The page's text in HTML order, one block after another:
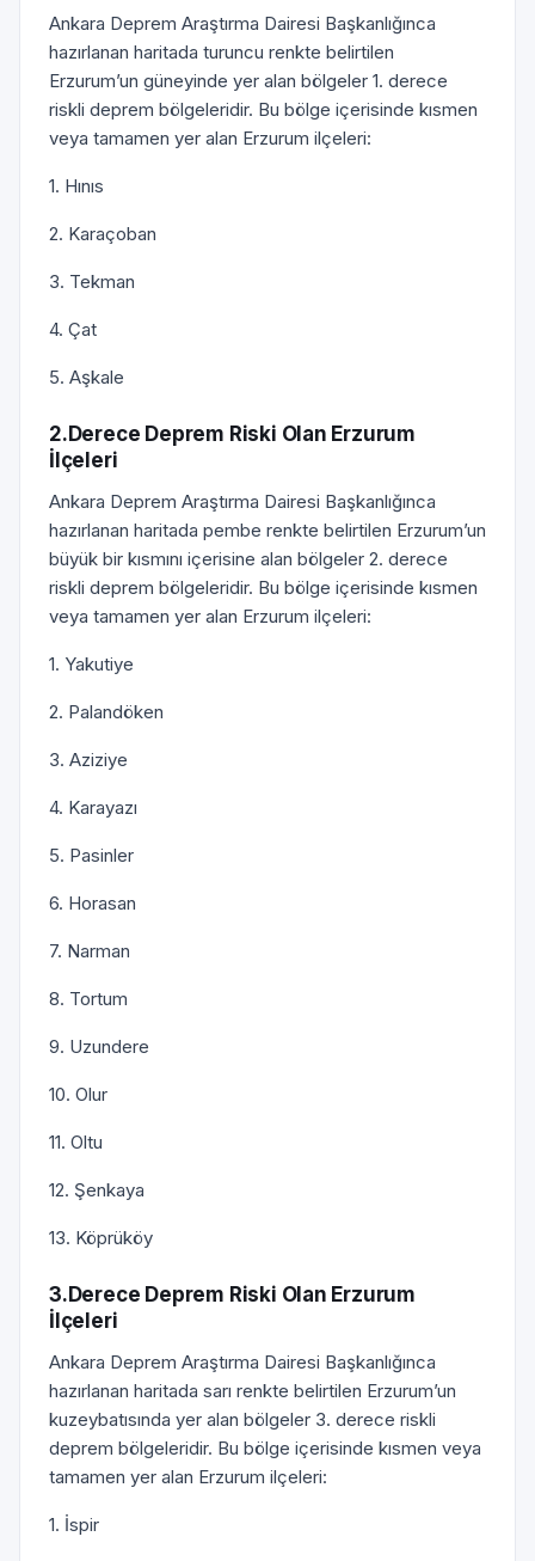
Ankara Deprem Araştırma Dairesi Başkanlığınca
hazırlanan haritada turuncu renkte belirtilen
Erzurum’un güneyinde yer alan bölgeler 1. derece
riskli deprem bölgeleridir. Bu bölge içerisinde kısmen
veya tamamen yer alan Erzurum ilçeleri:
1. Hınıs
2. Karaçoban
3. Tekman
4. Çat
5. Aşkale
2.Derece Deprem Riski Olan Erzurum
İlçeleri
Ankara Deprem Araştırma Dairesi Başkanlığınca
hazırlanan haritada pembe renkte belirtilen Erzurum’un
büyük bir kısmını içerisine alan bölgeler 2. derece
riskli deprem bölgeleridir. Bu bölge içerisinde kısmen
veya tamamen yer alan Erzurum ilçeleri:
1. Yakutiye
2. Palandöken
3. Aziziye
4. Karayazı
5. Pasinler
6. Horasan
7. Narman
8. Tortum
9. Uzundere
10. Olur
11. Oltu
12. Şenkaya
13. Köprüköy
3.Derece Deprem Riski Olan Erzurum
İlçeleri
Ankara Deprem Araştırma Dairesi Başkanlığınca
hazırlanan haritada sarı renkte belirtilen Erzurum’un
kuzeybatısında yer alan bölgeler 3. derece riskli
deprem bölgeleridir. Bu bölge içerisinde kısmen veya
tamamen yer alan Erzurum ilçeleri:
1. İspir